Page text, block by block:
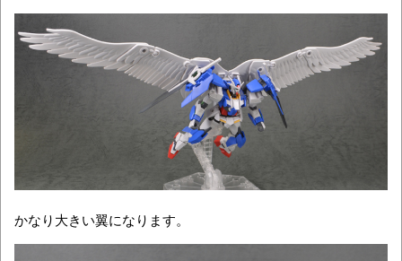
かなり大きい翼になります。